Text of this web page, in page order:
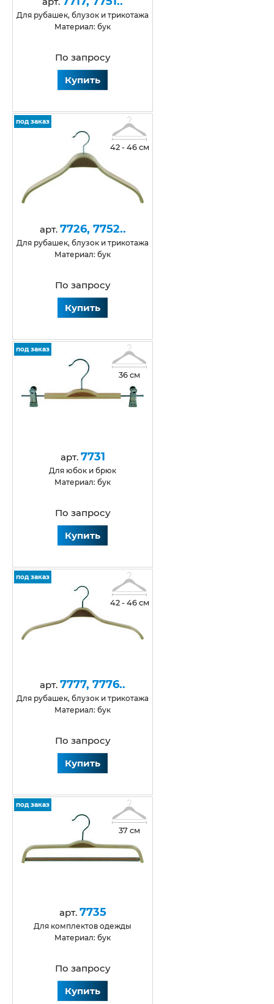
для рубашек, блузок и трикотажа
Материал: бук
По запросу
Купить
под заказ
42 - 46 см
арт. 7726, 7752..
для рубашек, блузок и трикотажа
Материал: бук
По запросу
Купить
под заказ
36 см
арт. 7731
для юбок и брюк
Материал: бук
По запросу
Купить
под заказ
42 - 46 см
арт. 7777, 7776..
для рубашек, блузок и трикотажа
Материал: бук
По запросу
Купить
под заказ
37 см
арт. 7735
Для комплектов одежды
Материал: бук
По запросу
Купить